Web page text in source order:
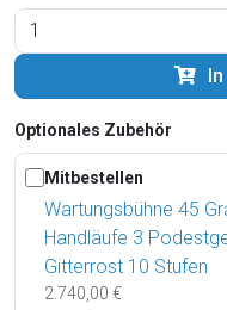
Optionales Zubehör
Mitbestellen
Wartungsbühne 45
Handläufe 3
Gitterrost 10 Stufen
2.740,00 €